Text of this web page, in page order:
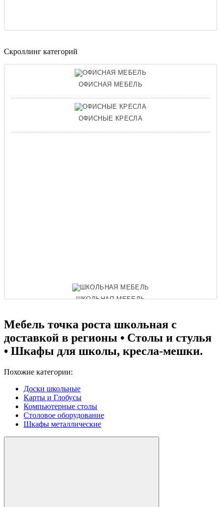
Скроллинг категорий
ОФИСНАЯ МЕБЕЛЬ
ОФИСНЫЕ КРЕСЛА
ШКОЛЬНАЯ МЕБЕЛЬ
ОФИСНЫЕ ДИВАНЫ
Мебель точка роста школьная с
доставкой в регионы • Столы и стулья
• Шкафы для школы, кресла-мешки.
Похожие категории:
Доски школьные
Карты и Глобусы
Компьютерные столы
Столовое оборудование
Шкафы металлические